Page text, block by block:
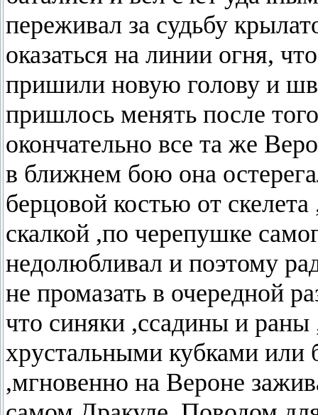
переживал за судьбу
оказаться на линии огня,
пришили новую голову и
пришлось менять после
окончательно все та же
в ближнем бою она
берцовой костью от
скалкой ,по черепушке
недолюбливал и поэтому
не промазать в очередной
что синяки ,ссадины и
хрустальными кубками или
,мгновенно на Вероне